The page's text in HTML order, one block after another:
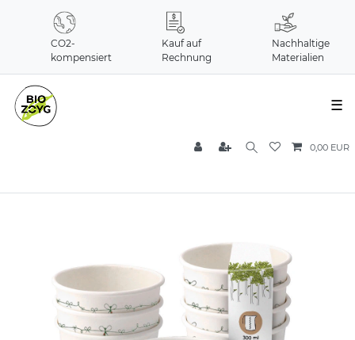
CO2-
kompensiert
Kauf auf
Rechnung
Nachhaltige
Materialien
☰
0,00 EUR